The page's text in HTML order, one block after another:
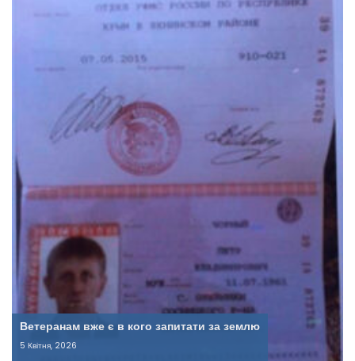
Ветеранам вже є в кого запитати за землю
5 Квітня, 2026